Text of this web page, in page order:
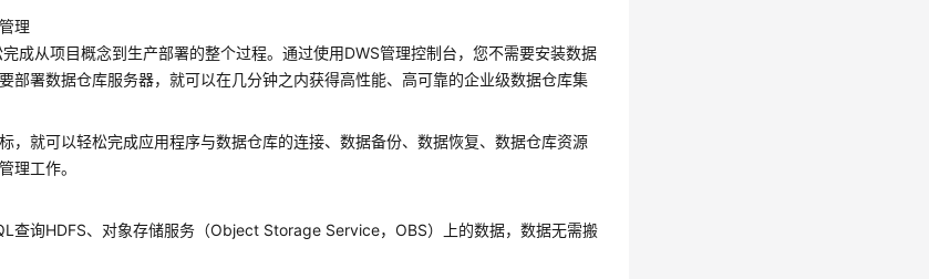
理
成从项目概念到生产部署的整个过程。通过使用DWS管理控制台，您不需要安装数据
部署数据仓库服务器，就可以在几分钟之内获得高性能、高可靠的企业级数据仓库集
，就可以轻松完成应用程序与数据仓库的连接、数据备份、数据恢复、数据仓库资源
理工作。
查询HDFS、对象存储服务（Object Storage Service，OBS）上的数据，数据无需搬